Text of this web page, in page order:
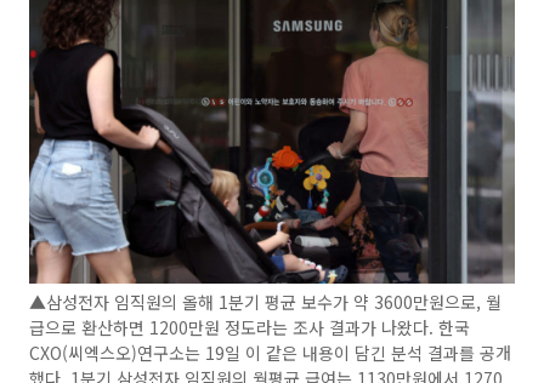
▲삼성전자 임직원의 올해 1분기 평균 보수가 약 3600만원으로, 월
급으로 환산하면 1200만원 정도라는 조사 결과가 나왔다. 한국
CXO(씨엑스오)연구소는 19일 이 같은 내용이 담긴 분석 결과를 공개
했다. 1분기 삼성전자 임직원의 월평균 급여는 1130만원에서 1270